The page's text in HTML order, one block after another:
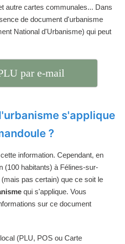
autre cartes communales... Dans
de document d'urbanisme
National d'Urbanisme) qui peut
par e-mail
s'applique
?
information. Cependant, en
(100 habitants) à Félines-sur-
pas certain) que ce soit le
qui s'applique. Vous
sur ce document
(PLU, POS ou Carte